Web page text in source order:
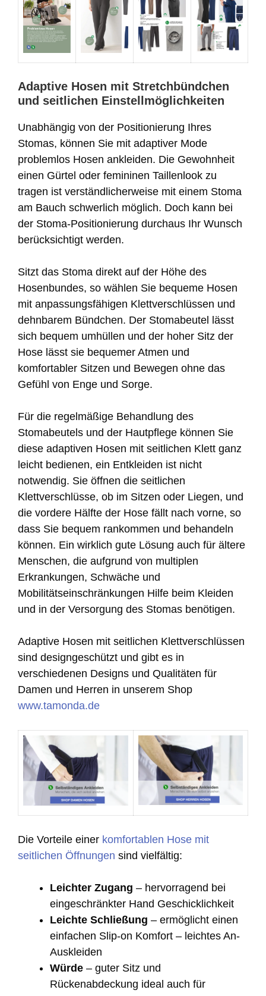
Adaptive Hosen mit Stretchbündchen
und seitlichen Einstellmöglichkeiten
Unabhängig von der Positionierung Ihres
Stomas, können Sie mit adaptiver Mode
problemlos Hosen ankleiden. Die Gewohnheit
einen Gürtel oder femininen Taillenlook zu
tragen ist verständlicherweise mit einem Stoma
am Bauch schwerlich möglich. Doch kann bei
der Stoma-Positionierung durchaus Ihr Wunsch
berücksichtigt werden.
Sitzt das Stoma direkt auf der Höhe des
Hosenbundes, so wählen Sie bequeme Hosen
mit anpassungsfähigen Klettverschlüssen und
dehnbarem Bündchen. Der Stomabeutel lässt
sich bequem umhüllen und der hoher Sitz der
Hose lässt sie bequemer Atmen und
komfortabler Sitzen und Bewegen ohne das
Gefühl von Enge und Sorge.
Für die regelmäßige Behandlung des
Stomabeutels und der Hautpflege können Sie
diese adaptiven Hosen mit seitlichen Klett ganz
leicht bedienen, ein Entkleiden ist nicht
notwendig. Sie öffnen die seitlichen
Klettverschlüsse, ob im Sitzen oder Liegen, und
die vordere Hälfte der Hose fällt nach vorne, so
dass Sie bequem rankommen und behandeln
können. Ein wirklich gute Lösung auch für ältere
Menschen, die aufgrund von multiplen
Erkrankungen, Schwäche und
Mobilitätseinschränkungen Hilfe beim Kleiden
und in der Versorgung des Stomas benötigen.
Adaptive Hosen mit seitlichen Klettverschlüssen
sind designgeschützt und gibt es in
verschiedenen Designs und Qualitäten für
Damen und Herren in unserem Shop
www.tamonda.de
Die Vorteile einer komfortablen Hose mit
seitlichen Öffnungen sind vielfältig:
Leichter Zugang – hervorragend bei
eingeschränkter Hand Geschicklichkeit
Leichte Schließung – ermöglicht einen
einfachen Slip-on Komfort – leichtes An-
Auskleiden
Würde – guter Sitz und
Rückenabdeckung ideal auch für